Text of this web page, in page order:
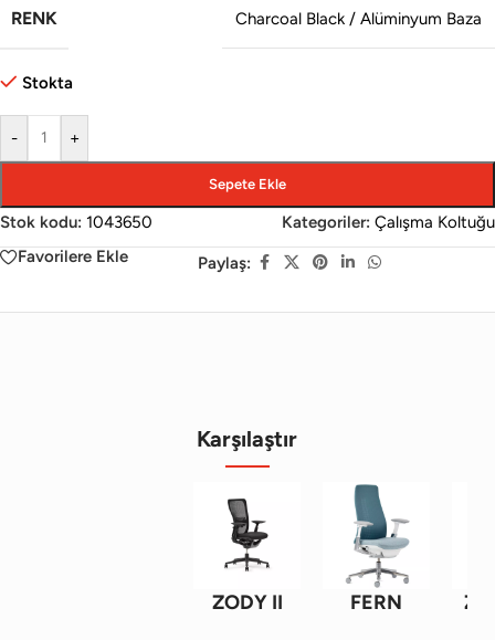
RENK Charcoal Black / Alüminyum Baza
Stokta
- +
Sepete Ekle
Stok kodu: 1043650 Kategoriler: Çalışma Koltuğu
Favorilere Ekle
Paylaş:
Karşılaştır
ZODY II FERN